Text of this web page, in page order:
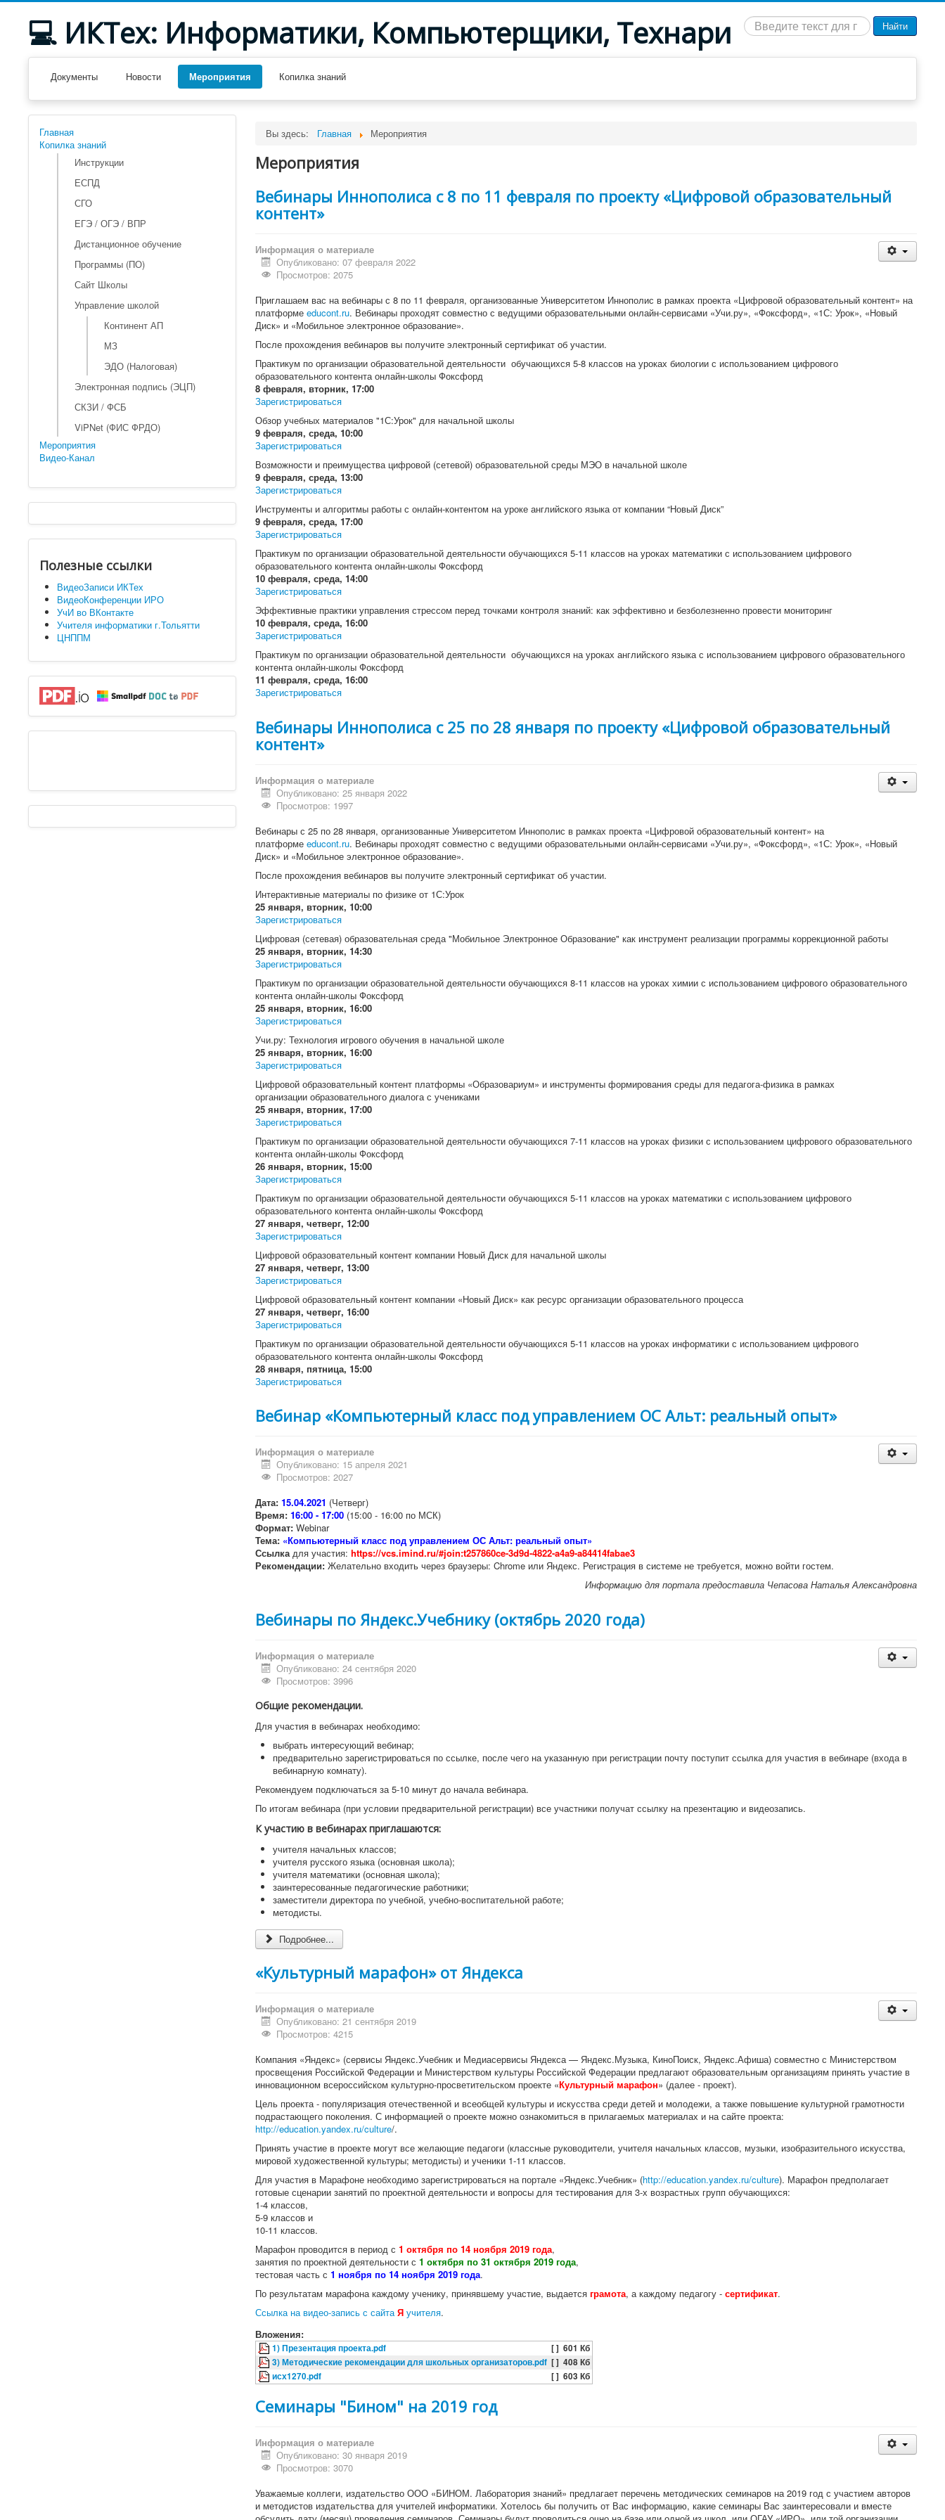
💻 ИКТех: Информатики, Компьютерщики, Технари Искать... Найти
Документы Новости Мероприятия Копилка знаний
Главная
Копилка знаний
Инструкции
ЕСПД
СГО
ЕГЭ / ОГЭ / ВПР
Дистанционное обучение
Программы (ПО)
Сайт Школы
Управление школой
Континент АП
МЗ
ЭДО (Налоговая)
Электронная подпись (ЭЦП)
СКЗИ / ФСБ
ViPNet (ФИС ФРДО)
Мероприятия
Видео-Канал
Полезные ссылки
ВидеоЗаписи ИКТех
ВидеоКонференции ИРО
УчИ во ВКонтакте
Учителя информатики г.Тольятти
ЦНППМ
Вы здесь: Главная Мероприятия
Мероприятия
Вебинары Иннополиса с 8 по 11 февраля по проекту «Цифровой образовательный
контент»
Информация о материале
Опубликовано: 07 февраля 2022
Просмотров: 2075
Приглашаем вас на вебинары с 8 по 11 февраля, организованные Университетом Иннополис в рамках проекта «Цифровой образовательный контент» на
платформе educont.ru. Вебинары проходят совместно с ведущими образовательными онлайн-сервисами «Учи.ру», «Фоксфорд», «1С: Урок», «Новый
Диск» и «Мобильное электронное образование».
После прохождения вебинаров вы получите электронный сертификат об участии.
Практикум по организации образовательной деятельности обучающихся 5-8 классов на уроках биологии с использованием цифрового
образовательного контента онлайн-школы Фоксфорд
8 февраля, вторник, 17:00
Зарегистрироваться
Обзор учебных материалов "1С:Урок" для начальной школы
9 февраля, среда, 10:00
Зарегистрироваться
Возможности и преимущества цифровой (сетевой) образовательной среды МЭО в начальной школе
9 февраля, среда, 13:00
Зарегистрироваться
Инструменты и алгоритмы работы с онлайн-контентом на уроке английского языка от компании “Новый Диск”
9 февраля, среда, 17:00
Зарегистрироваться
Практикум по организации образовательной деятельности обучающихся 5-11 классов на уроках математики с использованием цифрового
образовательного контента онлайн-школы Фоксфорд
10 февраля, среда, 14:00
Зарегистрироваться
Эффективные практики управления стрессом перед точками контроля знаний: как эффективно и безболезненно провести мониторинг
10 февраля, среда, 16:00
Зарегистрироваться
Практикум по организации образовательной деятельности обучающихся на уроках английского языка с использованием цифрового образовательного
контента онлайн-школы Фоксфорд
11 февраля, среда, 16:00
Зарегистрироваться
Вебинары Иннополиса с 25 по 28 января по проекту «Цифровой образовательный
контент»
Информация о материале
Опубликовано: 25 января 2022
Просмотров: 1997
Вебинары с 25 по 28 января, организованные Университетом Иннополис в рамках проекта «Цифровой образовательный контент» на
платформе educont.ru. Вебинары проходят совместно с ведущими образовательными онлайн-сервисами «Учи.ру», «Фоксфорд», «1С: Урок», «Новый
Диск» и «Мобильное электронное образование».
После прохождения вебинаров вы получите электронный сертификат об участии.
Интерактивные материалы по физике от 1С:Урок
25 января, вторник, 10:00
Зарегистрироваться
Цифровая (сетевая) образовательная среда "Мобильное Электронное Образование" как инструмент реализации программы коррекционной работы
25 января, вторник, 14:30
Зарегистрироваться
Практикум по организации образовательной деятельности обучающихся 8-11 классов на уроках химии с использованием цифрового образовательного
контента онлайн-школы Фоксфорд
25 января, вторник, 16:00
Зарегистрироваться
Учи.ру: Технология игрового обучения в начальной школе
25 января, вторник, 16:00
Зарегистрироваться
Цифровой образовательный контент платформы «Образовариум» и инструменты формирования среды для педагога-физика в рамках
организации образовательного диалога с учениками
25 января, вторник, 17:00
Зарегистрироваться
Практикум по организации образовательной деятельности обучающихся 7-11 классов на уроках физики с использованием цифрового образовательного
контента онлайн-школы Фоксфорд
26 января, вторник, 15:00
Зарегистрироваться
Практикум по организации образовательной деятельности обучающихся 5-11 классов на уроках математики с использованием цифрового
образовательного контента онлайн-школы Фоксфорд
27 января, четверг, 12:00
Зарегистрироваться
Цифровой образовательный контент компании Новый Диск для начальной школы
27 января, четверг, 13:00
Зарегистрироваться
Цифровой образовательный контент компании «Новый Диск» как ресурс организации образовательного процесса
27 января, четверг, 16:00
Зарегистрироваться
Практикум по организации образовательной деятельности обучающихся 5-11 классов на уроках информатики с использованием цифрового
образовательного контента онлайн-школы Фоксфорд
28 января, пятница, 15:00
Зарегистрироваться
Вебинар «Компьютерный класс под управлением ОС Альт: реальный опыт»
Информация о материале
Опубликовано: 15 апреля 2021
Просмотров: 2027
Дата: 15.04.2021 (Четверг)
Время: 16:00 - 17:00(15:00 - 16:00 по МСК)
Формат:Webinar
Тема: «Компьютерный класс под управлением ОС Альт: реальный опыт»
Ссылкадля участия: https://vcs.imind.ru/#join:t257860ce-3d9d-4822-a4a9-a84414fabae3
Рекомендации:Желательно входить через браузеры: Chrome или Яндекс. Регистрация в системе не требуется, можно войти гостем.
Информацию для портала предоставила Чепасова Наталья Александровна
Вебинары по Яндекс.Учебнику (октябрь 2020 года)
Информация о материале
Опубликовано: 24 сентября 2020
Просмотров: 3996
Общие рекомендации.
Для участия в вебинарах необходимо:
выбрать интересующий вебинар;
предварительно зарегистрироваться по ссылке, после чего на указанную при регистрации почту поступит ссылка для участия в вебинаре (входа в
вебинарную комнату).
Рекомендуем подключаться за 5-10 минут до начала вебинара.
По итогам вебинара (при условии предварительной регистрации) все участники получат ссылку на презентацию и видеозапись.
К участию в вебинарах приглашаются:
учителя начальных классов;
учителя русского языка (основная школа);
учителя математики (основная школа);
заинтересованные педагогические работники;
заместители директора по учебной, учебно-воспитательной работе;
методисты.
Подробнее...
«Культурный марафон» от Яндекса
Информация о материале
Опубликовано: 21 сентября 2019
Просмотров: 4215
Компания «Яндекс» (сервисы Яндекс.Учебник и Медиасервисы Яндекса — Яндекс.Музыка, КиноПоиск, Яндекс.Афиша) совместно с Министерством
просвещения Российской Федерации и Министерством культуры Российской Федерации предлагают образовательным организациям принять участие в
инновационном всероссийском культурно-просветительском проекте «Культурный марафон» (далее - проект).
Цель проекта - популяризация отечественной и всеобщей культуры и искусства среди детей и молодежи, а также повышение культурной грамотности
подрастающего поколения. С информацией о проекте можно ознакомиться в прилагаемых материалах и на сайте проекта:
http://education.yandex.ru/culture/.
Принять участие в проекте могут все желающие педагоги (классные руководители, учителя начальных классов, музыки, изобразительного искусства,
мировой художественной культуры; методисты) и ученики 1-11 классов.
Для участия в Марафоне необходимо зарегистрироваться на портале «Яндекс.Учебник» (http://education.yandex.ru/culture). Марафон предполагает
готовые сценарии занятий по проектной деятельности и вопросы для тестирования для 3-х возрастных групп обучающихся:
1-4 классов,
5-9 классов и
10-11 классов.
Марафон проводится в период с 1 октября по 14 ноября 2019 года,
занятия по проектной деятельности с 1 октября по 31 октября 2019 года,
тестовая часть с 1 ноября по 14 ноября 2019 года.
По результатам марафона каждому ученику, принявшему участие, выдается грамота, а каждому педагогу - сертификат.
Ссылка на видео-запись с сайтаЯучителя.
Вложения:
1) Презентация проекта.pdf [ ] 601 Кб
3) Методические рекомендации для школьных организаторов.pdf [ ] 408 Кб
исх1270.pdf
[ ] 603 Кб
Семинары "Бином" на 2019 год
Информация о материале
Опубликовано: 30 января 2019
Просмотров: 3070
Уважаемые коллеги, издательство ООО «БИНОМ. Лаборатория знаний» предлагает перечень методических семинаров на 2019 год с участием авторов
и методистов издательства для учителей информатики. Хотелось бы получить от Вас информацию, какие семинары Вас заинтересовали и вместе